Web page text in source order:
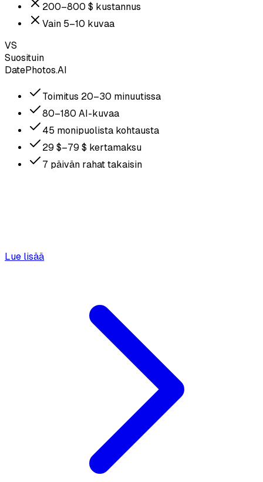
200–800 $ kustannus
Vain 5–10 kuvaa
VS
Suosituin
DatePhotos.AI
Toimitus 20–30 minuutissa
80–180 AI-kuvaa
45 monipuolista kohtausta
29 $–79 $ kertamaksu
7 päivän rahat takaisin
Lue lisää